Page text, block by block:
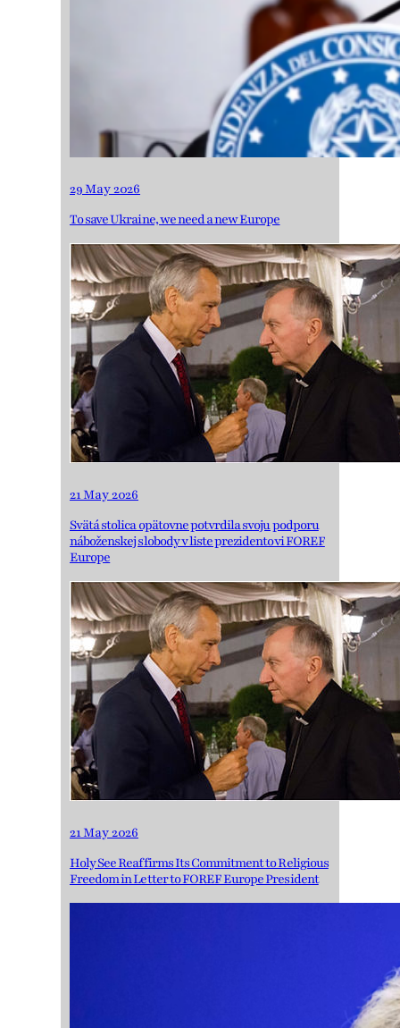
29 May 2026
To save Ukraine, we need a new Europe
21 May 2026
Svätá stolica opätovne potvrdila svoju podporu
náboženskej slobody v liste prezidentovi FOREF
Europe
21 May 2026
Holy See Reaffirms Its Commitment to Religious
Freedom in Letter to FOREF Europe President